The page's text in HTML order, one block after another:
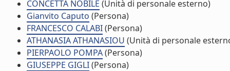
CONCETTA NOBILE (Unità di personale esterno)
Gianvito Caputo (Persona)
FRANCESCO CALABI(Persona)
ATHANASIA ATHANASIOU (Unità di personale
PIERPAOLO POMPA(Persona)
GIUSEPPE GIGLI(Persona)